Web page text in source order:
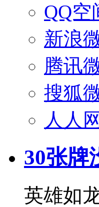
QQ空
新浪
腾讯
搜狐
人人网
30张牌
英雄如